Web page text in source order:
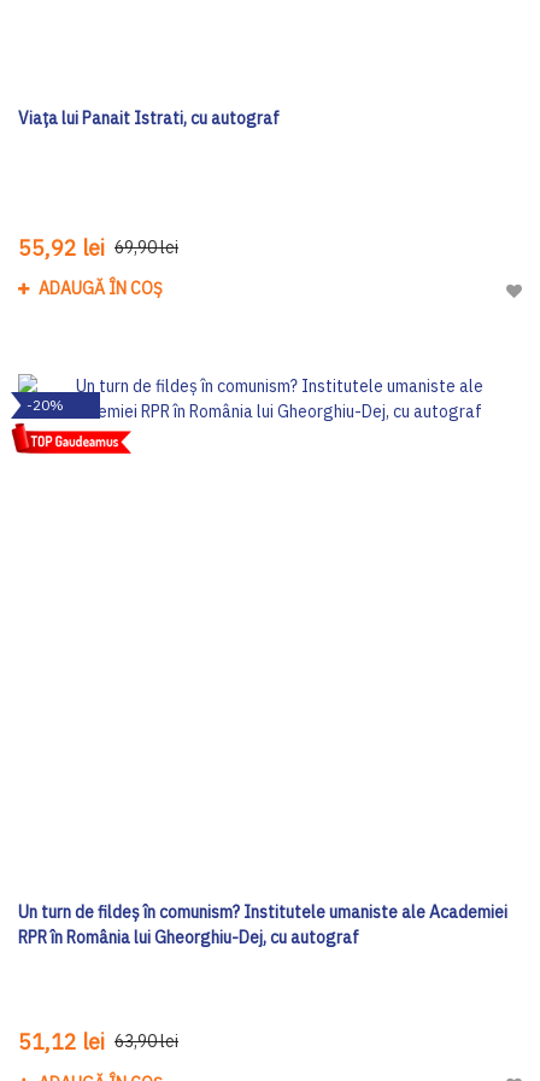
Viața lui Panait Istrati, cu autograf
55,92 lei 69,90 lei
ADAUGĂ ÎN COȘ
-20%
Un turn de fildeș în comunism? Institutele umaniste ale Academiei
RPR în România lui Gheorghiu-Dej, cu autograf
51,12 lei 63,90 lei